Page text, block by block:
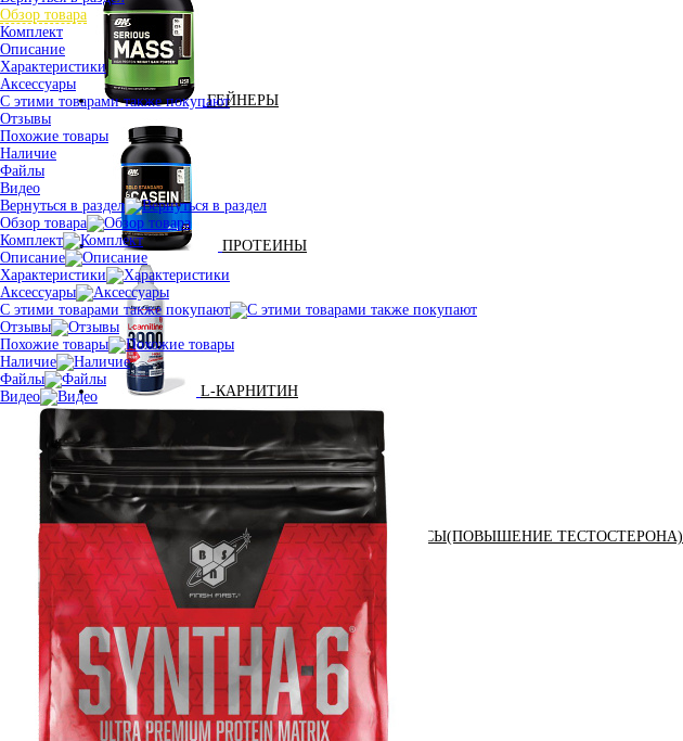
ГЕЙНЕРЫ
ПРОТЕИНЫ
L-КАРНИТИН
АНАБОЛИЧЕСКИЕ КОМПЛЕКСЫ(ПОВЫШЕНИЕ ТЕСТОСТЕРОНА)
АКСЕССУАРЫ
Обзор товара
Комплект
Описание
Характеристики
Аксессуары
С этими товарами также покупают
Отзывы
Похожие товары
Наличие
Файлы
Видео
Вернуться в раздел
Обзор товара
Комплект
Описание
Характеристики
Аксессуары
С этими товарами также покупают
Отзывы
Похожие товары
Наличие
Файлы
Видео